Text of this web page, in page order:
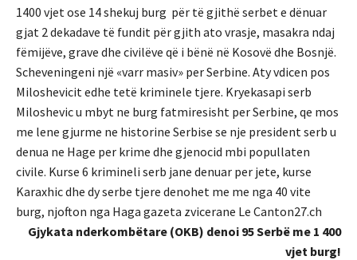
1400 vjet ose 14 shekuj burg për të gjithë serbet e dënuar
gjat 2 dekadave të fundit për gjith ato vrasje, masakra ndaj
fëmijëve, grave dhe civilëve që i bënë në Kosovë dhe Bosnjë.
Scheveningeni një «varr masiv» per Serbine. Aty vdicen pos
Miloshevicit edhe tetë kriminele tjere. Kryekasapi serb
Miloshevic u mbyt ne burg fatmiresisht per Serbine, qe mos
me lene gjurme ne historine Serbise se nje president serb u
denua ne Hage per krime dhe gjenocid mbi popullaten
civile. Kurse 6 krimineli serb jane denuar per jete, kurse
Karaxhic dhe dy serbe tjere denohet me me nga 40 vite
burg, njofton nga Haga gazeta zvicerane Le Canton27.ch
Gjykata nderkombëtare (OKB) denoi 95 Serbë me 1 400
vjet burg!